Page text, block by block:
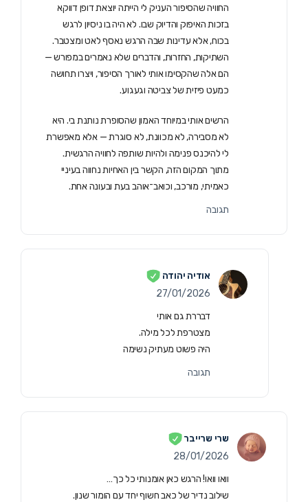
החוויה שהסיפור העניק לי הייתה יוצאת דופן דווקא
בזכות האיפוק והדיוק שבו. לא היה בו ניסיון לרגש
בכוח, אלא עדינות שבה הרגש נאסף לאט ומצטבר.
השתיקות, החזרות, והדברים שלא נאמרים במפורש —
הם אלה שהקסימו אותי לאורך הסיפור, ויצרו תחושה
כמעט פיזית של צביטה וגעגוע.
הרשים אותי במיוחד האמון שהסופרת נותנת בי. היא
לא מסבירה, לא מכוונת, לא סוגרת — אלא מאפשרת
לי להיכנס פנימה ולהיות שותפה לחוויה הרגשית.
מתוך המקום הזה, הקשר בין האחיות נחווה בעיניי
כאמיתי, מורכב, וכואב־אוהב בעת ובעונה אחת.
תגובה
אודיה יהודה
27/01/2026
דבררת גם אותי
מצטרפת לכל מילה.
היה פשוט מעתיק נשימה
תגובה
שרי שרייבר
28/01/2026
וואו וואו! הרגש כאן אומנותי כל כך…
שילוב נדיר של כאב חשוף יחד עם הומור שנון.